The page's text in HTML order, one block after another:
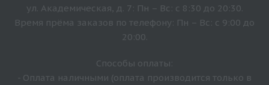
ул. Академическая, д. 7: Пн – Вс: с 8:30 до 20:30.
Время прёма заказов по телефону: Пн – Вс: с 9:00 до
20:00.
Способы оплаты:
- Оплата наличными (оплата производится только в